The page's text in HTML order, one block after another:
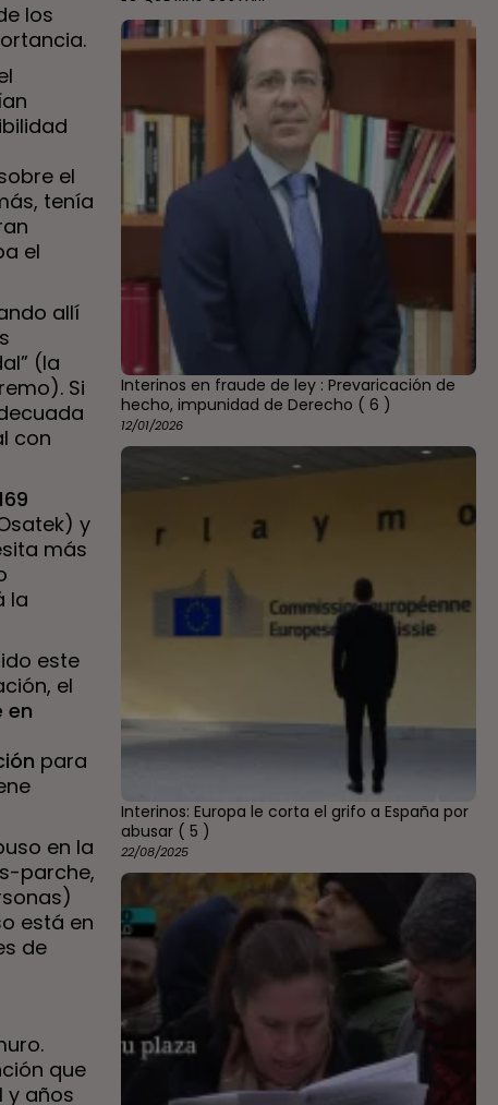
Interinos en fraude de ley : Prevaricación de
hecho, impunidad de Derecho ( 6 )
12/01/2026
Interinos: Europa le corta el grifo a España por
abusar ( 5 )
22/08/2025
los
el
tenía
el
allí
(la
Si
con
y
más
la
este
el
en
para
en la
parche,
está en
de
que
y años